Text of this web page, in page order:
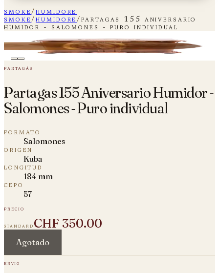
smoke/humidore
smoke/humidore/partagas 155 aniversario
humidor - salomones - puro individual
plate i — fig. 01Partagas 155 Aniversario Humidor -
Salomones - Puro individual
partagás
Partagas 155 Aniversario Humidor -
Salomones - Puro individual
formato
Salomones
origen
Kuba
longitud
184 mm
cepo
57
precio
standard CHF 350.00
Agotado
envío